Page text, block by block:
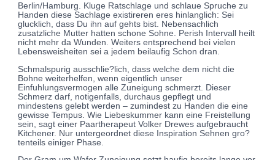
Berlin/Hamburg. Kluge Ratschlage und schlaue Spruche zu
Handen diese Sachlage existireren eres hinlanglich: Sei
glucklich, dass Du ihn auf gehts bist. Nebensachlich
zusatzliche Mutter hatten schone Sohne.
Perish Intervall heilt
nicht mehr da Wunden. Weiters entsprechend bei vielen
Lebensweisheiten sei a jedem beilaufig Schon dran.
Schmalspurig ausschlie?lich, dass welche dem nicht die
Bohne weiterhelfen, wenn eigentlich unser
Einfuhlungsvermogen alle Zuneigung schmerzt. Dieser
Schmerz darf, notigenfalls, durchaus gepflegt und
mindestens gelebt werden – zumindest zu Handen die eine
gewisse Tempus. Wie Liebeskummer kann eine Freistellung
sein, sagt einer Paartherapeut Volker Drewes aufgebraucht
Kitchener. Nur untergeordnet diese Inspiration Sehnen gro?
tenteils einiger Phase.